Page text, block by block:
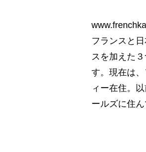
フランスと
スを加えた
す。現在は
ィー在住。
ールズに住ん